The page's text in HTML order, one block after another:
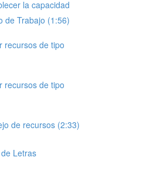
la capacidad
de Trabajo (1:56)
recursos de tipo
recursos de tipo
de recursos (2:33)
Letras